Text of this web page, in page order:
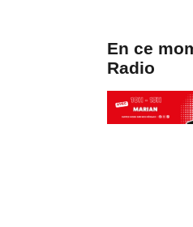
En ce
Radio